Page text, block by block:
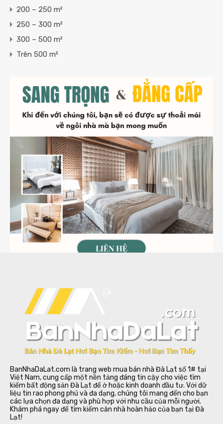
200 – 250 m²
250 – 300 m²
300 – 500 m²
Trên 500 m²
BanNhaDaLat.com là trang web mua bán nhà Đà Lạt số 1# tại
Việt Nam, cung cấp một nền tảng đáng tin cậy cho việc tìm
kiếm bất động sản Đà Lạt để ở hoặc kinh doanh đầu tư. Với dữ
liệu tin rao phong phú và đa dạng, chúng tôi mang đến cho bạn
các lựa chọn đa dạng và phù hợp với nhu cầu của mỗi người.
Khám phá ngay để tìm kiếm căn nhà hoàn hảo của bạn tại Đà
Lạt!